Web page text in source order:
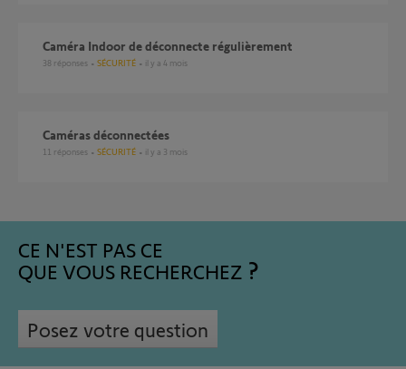
Caméra Indoor de déconnecte régulièrement
38 réponses SÉCURITÉ il y a 4 mois
Caméras déconnectées
11 réponses SÉCURITÉ il y a 3 mois
CE N'EST PAS CE
QUE VOUS RECHERCHEZ
Posez votre question